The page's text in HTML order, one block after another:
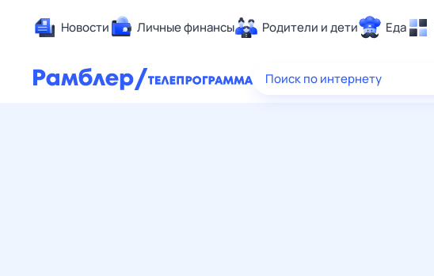
Новости Личные финансы Родители и дети Еда
Здоровье
Поиск по интернету